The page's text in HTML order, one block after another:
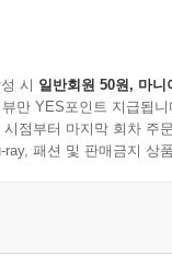
시 일반회원 50원, 마니
만 YES포인트 지급됩니
점부터 마지막 회차 주
ray, 패션 및 판매금지 상